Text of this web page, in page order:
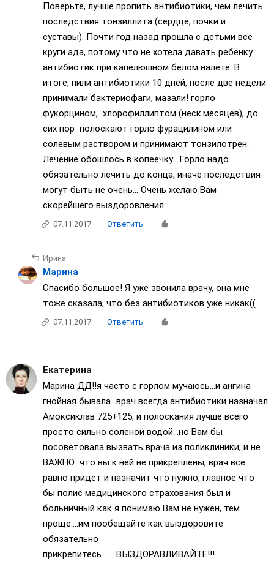
Поверьте, лучше пропить антибиотики, чем лечить
последствия тонзиллита (сердце, почки и
суставы). Почти год назад прошла с детьми все
круги ада, потому что не хотела давать ребёнку
антибиотик при капелюшном белом налёте. В
итоге, пили антибиотики 10 дней, после две недели
принимали бактериофаги, мазали! горло
фукорцином, хлорофиллиптом (неск.месяцев), до
сих пор полоскают горло фурацилином или
солевым раствором и принимают тонзилотрен.
Лечение обошлось в копеечку. Горло надо
обязательно лечить до конца, иначе последствия
могут быть не очень... Очень желаю Вам
скорейшего выздоровления.
07.11.2017 Ответить
Ирина
Марина
Спасибо большое! Я уже звонила врачу, она мне
тоже сказала, что без антибиотиков уже никак((
07.11.2017 Ответить
Екатерина
Марина ДД!!я часто с горлом мучаюсь...и ангина
гнойная бывала...врач всегда антибиотики назначал
Амоксиклав 725+125, и полоскания лучше всего
просто сильно соленой водой...но Вам бы
посоветовала вызвать врача из поликлиники, и не
ВАЖНО что вы к ней не прикреплены, врач все
равно придет и назначит что нужно, главное что
бы полис медицинского страхования был и
больничный как я понимаю Вам не нужен, тем
проще....им пообещайте как выздоровите
обязательно
прикрепитесь........ВЫЗДОРАВЛИВАЙТЕ!!!